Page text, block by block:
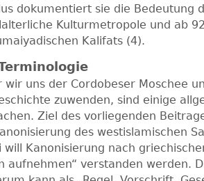
dokumentiert sie die Bedeutung
Kulturmetropole und ab
Kalifats (4).
wir uns der Cordobeser Moschee
zuwenden, sind einige
Ziel des vorliegenden
des westislamischen
will Kanonisierung nach
aufnehmen“ verstanden werden.